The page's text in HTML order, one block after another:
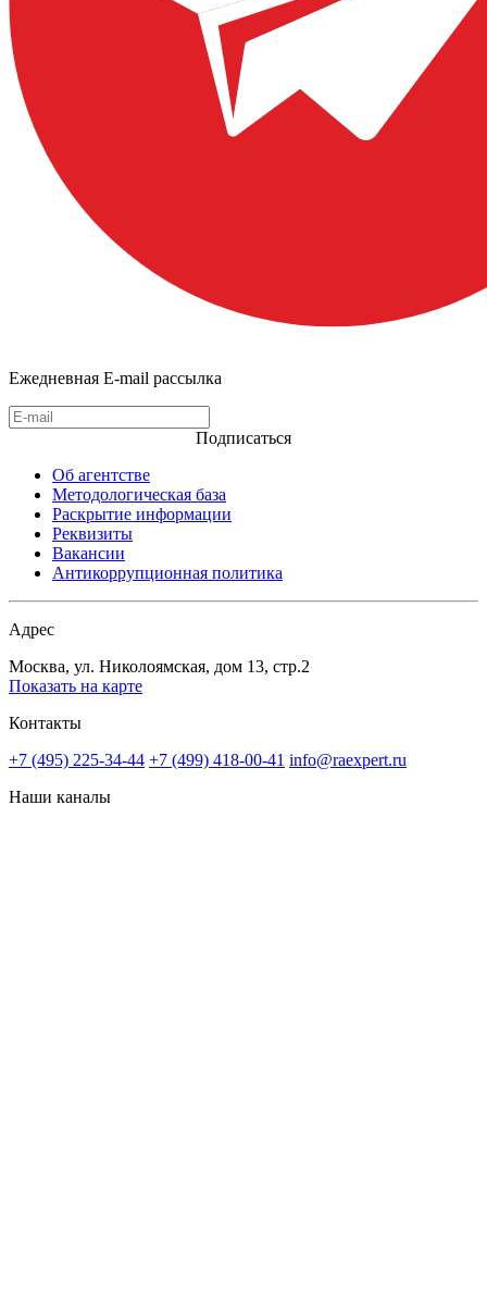
Ежедневная E-mail рассылка
Подписаться
Об агентстве
Методологическая база
Раскрытие информации
Реквизиты
Вакансии
Антикоррупционная политика
Адрес
Москва, ул. Николоямская, дом 13, стр.2
Показать на карте
Контакты
+7 (495) 225-34-44 +7 (499) 418-00-41 info@raexpert.ru
Наши каналы